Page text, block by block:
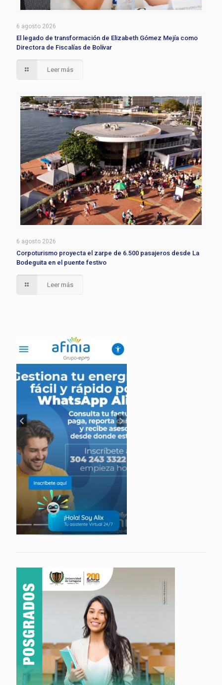
6 agosto 2026
El legado de transformación de Elizabeth Gómez Mejía como
Directora de Fiscalías de Bolívar
Leer más
6 agosto 2026
Corpoturismo proyecta el zarpe de 6.500 pasajeros desde La
Bodeguita en el puente festivo
Leer más